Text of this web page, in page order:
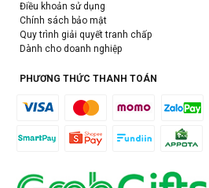
Điều khoản sử dụng
Chính sách bảo mật
Quy trình giải quyết tranh chấp
Dành cho doanh nghiệp
PHƯƠNG THỨC THANH TOÁN